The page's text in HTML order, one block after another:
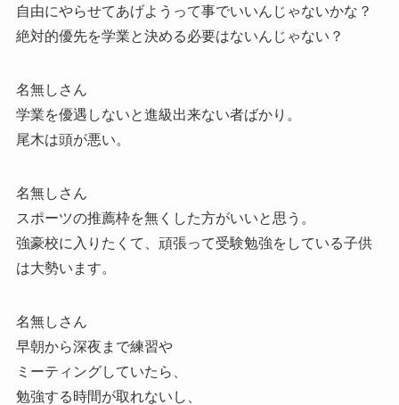
自由にやらせてあげようって事でいいんじゃないかな？
絶対的優先を学業と決める必要はないんじゃない？
名無しさん
学業を優遇しないと進級出来ない者ばかり。
尾木は頭が悪い。
名無しさん
スポーツの推薦枠を無くした方がいいと思う。
強豪校に入りたくて、頑張って受験勉強をしている子供
は大勢います。
名無しさん
早朝から深夜まで練習や
ミーティングしていたら、
勉強する時間が取れないし、